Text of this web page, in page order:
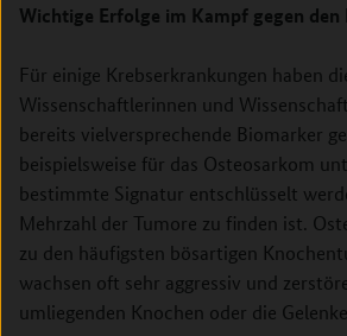
Wichtige Erfolge im Kampf gegen den
Für einige Krebserkrankungen haben
Wissenschaftlerinnen und
bereits vielversprechende Biomarker
beispielsweise für das Osteosarkom
bestimmte Signatur entschlüsselt
Mehrzahl der Tumore zu finden ist.
zu den häufigsten bösartigen
wachsen oft sehr aggressiv und
umliegenden Knochen oder die